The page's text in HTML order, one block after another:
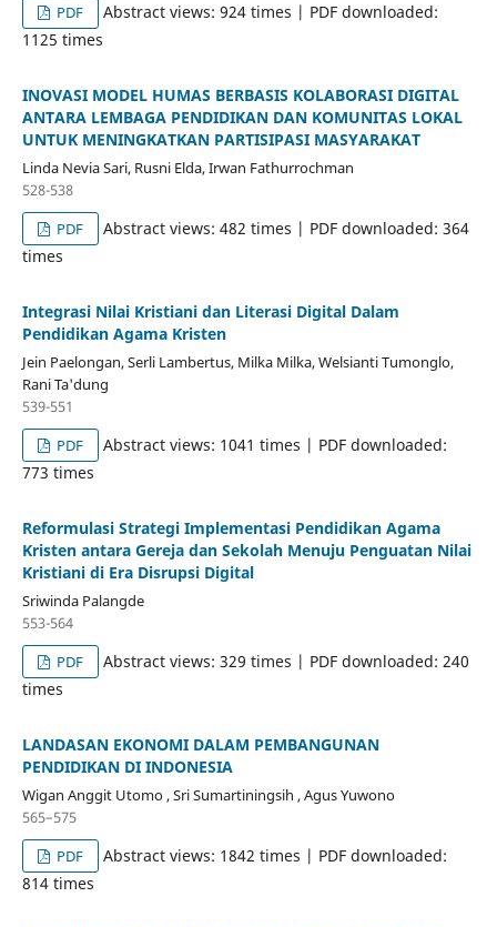
PDF
Abstract views: 924 times | PDF downloaded:
1125 times
INOVASI MODEL HUMAS BERBASIS KOLABORASI DIGITAL
ANTARA LEMBAGA PENDIDIKAN DAN KOMUNITAS LOKAL
UNTUK MENINGKATKAN PARTISIPASI MASYARAKAT
Linda Nevia Sari, Rusni Elda, Irwan Fathurrochman
528-538
PDF
Abstract views: 482 times | PDF downloaded: 364
times
Integrasi Nilai Kristiani dan Literasi Digital Dalam
Pendidikan Agama Kristen
Jein Paelongan, Serli Lambertus, Milka Milka, Welsianti Tumonglo,
Rani Ta'dung
539-551
PDF
Abstract views: 1041 times | PDF downloaded:
773 times
Reformulasi Strategi Implementasi Pendidikan Agama
Kristen antara Gereja dan Sekolah Menuju Penguatan Nilai
Kristiani di Era Disrupsi Digital
Sriwinda Palangde
553-564
PDF
Abstract views: 329 times | PDF downloaded: 240
times
LANDASAN EKONOMI DALAM PEMBANGUNAN
PENDIDIKAN DI INDONESIA
Wigan Anggit Utomo , Sri Sumartiningsih , Agus Yuwono
565–575
PDF
Abstract views: 1842 times | PDF downloaded:
814 times